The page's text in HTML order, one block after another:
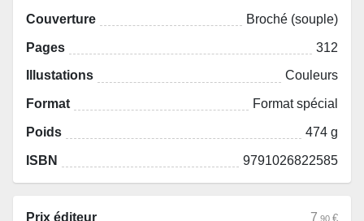
Couverture Broché (souple)
Pages 312
Illustations Couleurs
Format Format spécial
Poids 474 g
ISBN 9791026822585
Prix éditeur 7 .90 €